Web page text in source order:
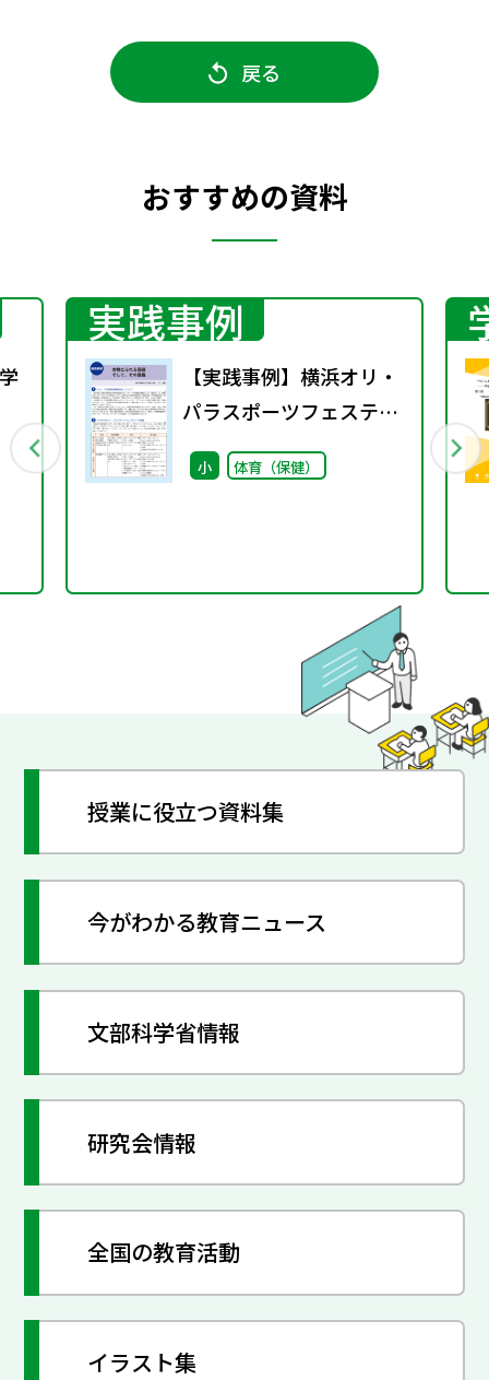
戻る
おすすめの資料
実践事例
【実践事例】横浜オリ・
パラスポーツフェスティ
バル 本物にふれる価値
そして、その意義"
小 体育（保健）
授業に役立つ資料集
今がわかる教育ニュース
文部科学省情報
研究会情報
全国の教育活動
イラスト集